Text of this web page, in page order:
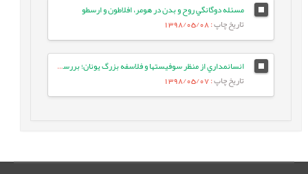
مسئله دوگانگي روح و بدن در هومر، افلاطون و ارسطو
تاریخ چاپ: 1398/05/08
انسانمداري از منظر سوفيستها و فلاسفه بزرگ يونان؛ بررسي وجوه اشتراک و افتراق ديدگاهها
تاریخ چاپ: 1398/05/07